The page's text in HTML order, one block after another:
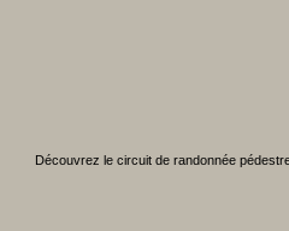
Découvrez le circuit de randonnée